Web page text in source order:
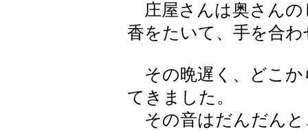
庄屋さんは奥さん
香をたいて、手を合
その晩遅く、どこか
てきました。
その音はだんだんと